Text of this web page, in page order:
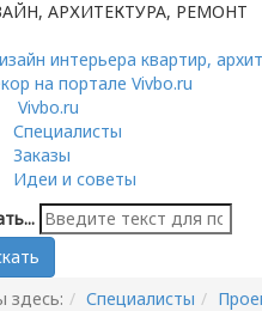
АРХИТЕКТУРА, РЕМОНТ
Vivbo.ru
Специалисты
Заказы
Идеи и советы
здесь:
Специалисты